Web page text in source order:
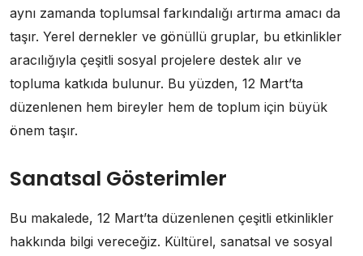
aynı zamanda toplumsal farkındalığı artırma amacı da
taşır. Yerel dernekler ve gönüllü gruplar, bu etkinlikler
aracılığıyla çeşitli sosyal projelere destek alır ve
topluma katkıda bulunur. Bu yüzden, 12 Mart’ta
düzenlenen hem bireyler hem de toplum için büyük
önem taşır.
Sanatsal Gösterimler
Bu makalede, 12 Mart’ta düzenlenen çeşitli etkinlikler
hakkında bilgi vereceğiz. Kültürel, sanatsal ve sosyal